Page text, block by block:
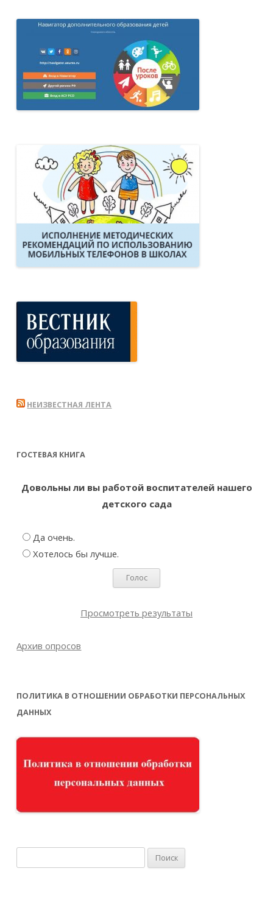
НЕИЗВЕСТНАЯ ЛЕНТА
ГОСТЕВАЯ КНИГА
Довольны ли вы работой воспитателей нашего
детского сада
Да очень.
Хотелось бы лучше.
Просмотреть результаты
Архив опросов
ПОЛИТИКА В ОТНОШЕНИИ ОБРАБОТКИ ПЕРСОНАЛЬНЫХ
ДАННЫХ